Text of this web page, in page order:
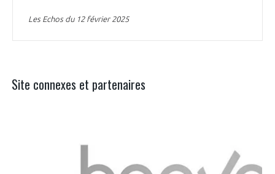
Les Echos du 12 février 2025
Site connexes et partenaires